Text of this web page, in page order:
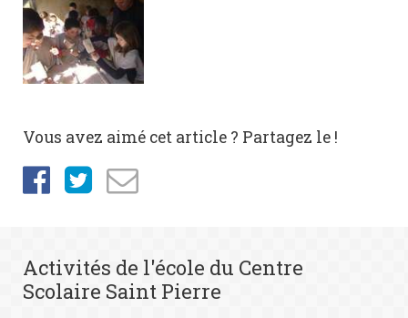
Vous avez aimé cet article ? Partagez le !
Activités de l'école du Centre
Scolaire Saint Pierre